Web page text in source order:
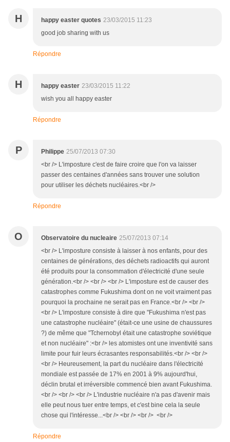
H happy easter quotes 23/03/2015 11:23
good job sharing with us
Répondre
H happy easter 23/03/2015 11:22
wish you all happy easter
Répondre
P Philippe 25/07/2013 07:30
<br /> L'imposture c'est de faire croire que l'on va laisser
passer des centaines d'années sans trouver une solution
pour utiliser les déchets nucléaires.<br />
Répondre
O Observatoire du nucleaire 25/07/2013 07:14
<br /> L'imposture consiste à laisser à nos enfants, pour des
centaines de générations, des déchets radioactifs qui auront
été produits pour la consommation d'électricité d'une seule
génération.<br /> <br /> <br /> L'imposture est de causer des
catastrophes comme Fukushima dont on ne voit vraiment pas
pourquoi la prochaine ne serait pas en France.<br /> <br />
<br /> L'imposture consiste à dire que "Fukushima n'est pas
une catastrophe nucléaire" (était-ce une usine de chaussures
?) de même que "Tchernobyl était une catastrophe soviétique
et non nucléaire" :<br /> les atomistes ont une inventivité sans
limite pour fuir leurs écrasantes responsabilités.<br /> <br />
<br /> Heureusement, la part du nucléaire dans l'électricité
mondiale est passée de 17% en 2001 à 9% aujourd'hui,
déclin brutal et irréversible commencé bien avant Fukushima.
<br /> <br /> <br /> L'industrie nucléaire n'a pas d'avenir mais
elle peut nous tuer entre temps, et c'est bine cela la seule
chose qui l'intéresse...<br /> <br /> <br /> <br />
Répondre